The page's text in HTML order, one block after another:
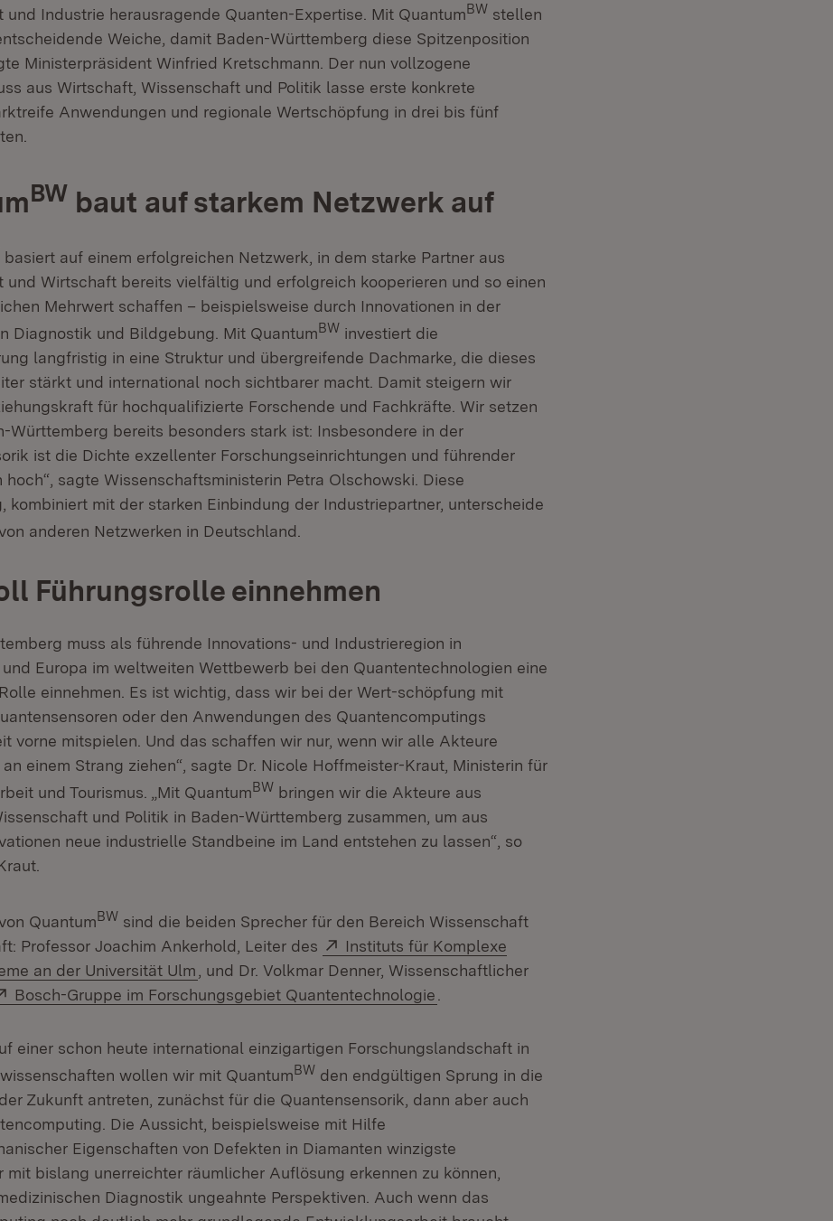
und Industrie herausragende Quanten-Expertise. Mit QuantumBW stellen
Weiche, damit Baden-Württemberg diese Spitzenposition
Ministerpräsident Winfried Kretschmann. Der nun vollzogene
aus Wirtschaft, Wissenschaft und Politik lasse erste konkrete
Anwendungen und regionale Wertschöpfung in drei bis fünf
BW baut auf starkem Netzwerk auf
basiert auf einem erfolgreichen Netzwerk, in dem starke Partner aus
und Wirtschaft bereits vielfältig und erfolgreich kooperieren und so einen
Mehrwert schaffen – beispielsweise durch Innovationen in der
Diagnostik und Bildgebung. Mit QuantumBW investiert die
langfristig in eine Struktur und übergreifende Dachmarke, die dieses
stärkt und international noch sichtbarer macht. Damit steigern wir
für hochqualifizierte Forschende und Fachkräfte. Wir setzen
Württemberg bereits besonders stark ist: Insbesondere in der
ist die Dichte exzellenter Forschungseinrichtungen und führender
hoch“, sagte Wissenschaftsministerin Petra Olschowski. Diese
kombiniert mit der starken Einbindung der Industriepartner, unterscheide
anderen Netzwerken in Deutschland.
Führungsrolle einnehmen
muss als führende Innovations- und Industrieregion in
Europa im weltweiten Wettbewerb bei den Quantentechnologien eine
einnehmen. Es ist wichtig, dass wir bei der Wert-schöpfung mit
oder den Anwendungen des Quantencomputings
vorne mitspielen. Und das schaffen wir nur, wenn wir alle Akteure
einem Strang ziehen“, sagte Dr. Nicole Hoffmeister-Kraut, Ministerin für
und Tourismus. „Mit QuantumBW bringen wir die Akteure aus
und Politik in Baden-Württemberg zusammen, um aus
neue industrielle Standbeine im Land entstehen zu lassen“, so
QuantumBW sind die beiden Sprecher für den Bereich Wissenschaft
Professor Joachim Ankerhold, Leiter des
Extern:
Instituts für Komplexe
an der Universität Ulm (Öffnet in neuem Fenster)
, und Dr. Volkmar Denner, Wissenschaftlicher
Extern:
Bosch-Gruppe im Forschungsgebiet Quantentechnologie
einer schon heute international einzigartigen Forschungslandschaft in
wollen wir mit QuantumBW den endgültigen Sprung in die
Zukunft antreten, zunächst für die Quantensensorik, dann aber auch
Die Aussicht, beispielsweise mit Hilfe
Eigenschaften von Defekten in Diamanten winzigste
mit bislang unerreichter räumlicher Auflösung erkennen zu können,
Diagnostik ungeahnte Perspektiven. Auch wenn das